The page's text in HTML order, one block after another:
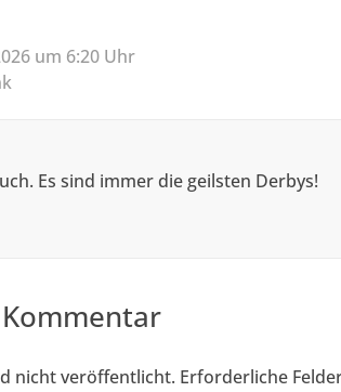
um 6:20 Uhr
Es sind immer die geilsten Derbys!
nicht veröffentlicht. Erforderliche